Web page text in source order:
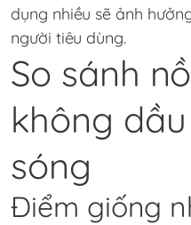
dụng nhiều sẽ ảnh
người tiêu dùng.
So sánh
không
sóng
Điểm giống